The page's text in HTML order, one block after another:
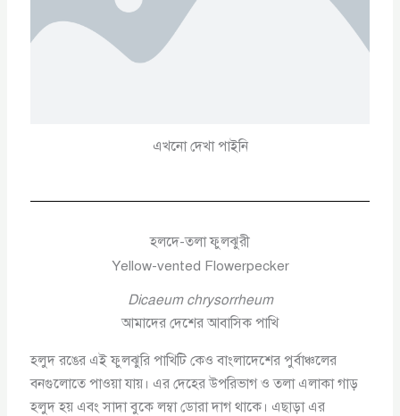
এখনো দেখা পাইনি
হলদে-তলা ফুলঝুরী
Yellow-vented Flowerpecker
Dicaeum chrysorrheum
আমাদের দেশের আবাসিক পাখি
হলুদ রঙের এই ফুলঝুরি পাখিটি কেও বাংলাদেশের পুর্বাঞ্চলের
বনগুলোতে পাওয়া যায়। এর দেহের উপরিভাগ ও তলা এলাকা গাড়
হলুদ হয় এবং সাদা বুকে লম্বা ডোরা দাগ থাকে। এছাড়া এর